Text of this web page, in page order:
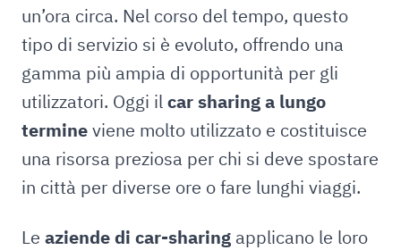
un’ora circa. Nel corso del tempo, questo
tipo di servizio si è evoluto, offrendo una
gamma più ampia di opportunità per gli
utilizzatori. Oggi ilcar sharing a lungo
termineviene molto utilizzato e costituisce
una risorsa preziosa per chi si deve spostare
in città per diverse ore o fare lunghi viaggi.
Le aziende di car-sharing applicano le loro